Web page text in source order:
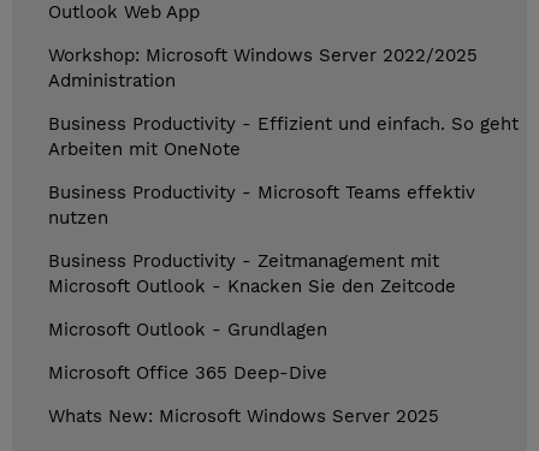
Outlook Web App
Workshop: Microsoft Windows Server 2022/2025
Administration
Business Productivity - Effizient und einfach. So geht
Arbeiten mit OneNote
Business Productivity - Microsoft Teams effektiv
nutzen
Business Productivity - Zeitmanagement mit
Microsoft Outlook - Knacken Sie den Zeitcode
Microsoft Outlook - Grundlagen
Microsoft Office 365 Deep-Dive
Whats New: Microsoft Windows Server 2025